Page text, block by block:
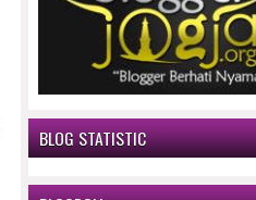
BLOG STATISTIC